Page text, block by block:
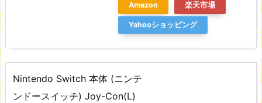
Amazon 楽天市場
Yahooショッピング
Nintendo Switch 本体 (ニンテ
ンドースイッチ) Joy-Con(L)